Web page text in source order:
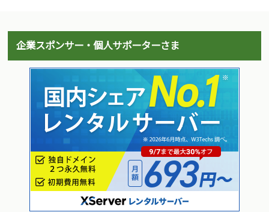
企業スポンサー・個人サポーターさま